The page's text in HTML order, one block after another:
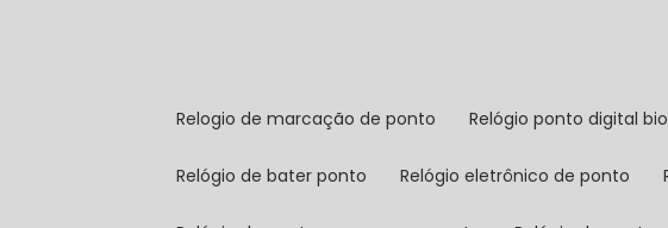
relogio de marcação de ponto relógio ponto digital
relógio de bater ponto relógio eletrônico de ponto